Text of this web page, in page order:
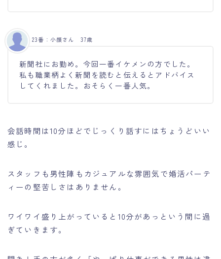
Follow Me
新聞社にお勤め。今回一番イケメンの方でした。
私も職業柄よく新聞を読むと伝えるとアドバイス
してくれました。おそらく一番人気。
23番：小顔さん 37歳
会話時間は10分ほどでじっくり話すにはちょうどいい
感じ。
スタッフも男性陣もカジュアルな雰囲気で婚活パーテ
ィーの堅苦しさはありません。
ワイワイ盛り上がっていると10分があっという間に過
ぎていきます。